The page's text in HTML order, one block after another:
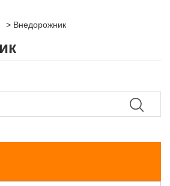
> Внедорожник